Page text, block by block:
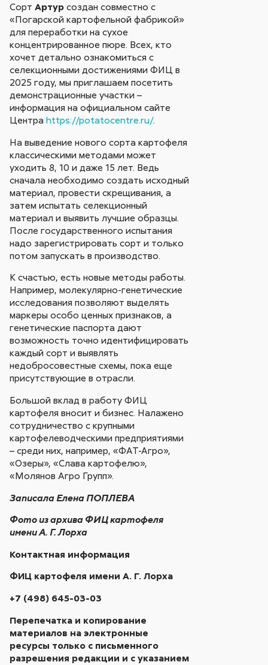
СортАртур создан совместно с
«Погарской картофельной фабрикой»
для переработки на сухое
концентрированное пюре. Всех, кто
хочет детально ознакомиться с
селекционными достижениями ФИЦ в
2025 году, мы приглашаем посетить
демонстрационные участки –
информация на официальном сайте
Центраhttps://potatocentre.ru/.
На выведение нового сорта картофеля
классическими методами может
уходить 8, 10 и даже 15 лет. Ведь
сначала необходимо создать исходный
материал, провести скрещивания, а
затем испытать селекционный
материал и выявить лучшие образцы.
После государственного испытания
надо зарегистрировать сорт и только
потом запускать в производство.
К счастью, есть новые методы работы.
Например, молекулярно-генетические
исследования позволяют выделять
маркеры особо ценных признаков, а
генетические паспорта дают
возможность точно идентифицировать
каждый сорт и выявлять
недобросовестные схемы, пока еще
присутствующие в отрасли.
Большой вклад в работу ФИЦ
картофеля вносит и бизнес. Налажено
сотрудничество с крупными
картофелеводческими предприятиями
– среди них, например, «ФАТ-Агро»,
«Озеры», «Слава картофелю»,
«Молянов Агро Групп».
Записала Елена ПОПЛЕВА
Фото из архива ФИЦ картофеля
имени А. Г. Лорха
Контактная информация
ФИЦ картофеля имени А. Г. Лорха
+7 (498) 645-03-03
Перепечатка и копирование
материалов на электронные
ресурсы только с письменного
разрешения редакции и с указанием